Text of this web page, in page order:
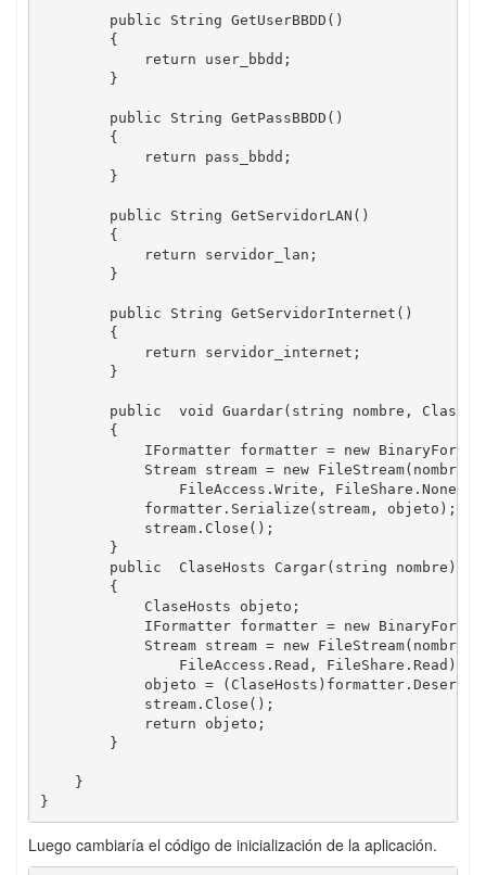
        public String GetUserBBDD()
        {
            return user_bbdd;
        }
        public String GetPassBBDD()
        {
            return pass_bbdd;
        }
        public String GetServidorLAN()
        {
            return servidor_lan;
        }
        public String GetServidorInternet()
        {
            return servidor_internet;
        }
public  void Guardar(string nombre,
        {
IFormatter formatter = new
Stream stream = new FileStream(nombre,
                FileAccess.Write, FileShare.None);
            formatter.Serialize(stream, objeto);
            stream.Close();
        }
        public  ClaseHosts Cargar(string nombre)
        {
            ClaseHosts objeto;
IFormatter formatter = new
Stream stream = new FileStream(nombre,
                FileAccess.Read, FileShare.Read);
objeto =
            stream.Close();
            return objeto;
        }
    }
}
Luego cambiaría el código de inicialización de la aplicación.